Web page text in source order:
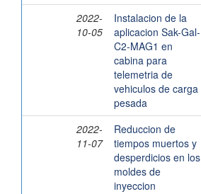
2022-
10-05
Instalacion de la
aplicacion Sak-Gal-
C2-MAG1 en
cabina para
telemetria de
vehiculos de carga
pesada
2022-
11-07
Reduccion de
tiempos muertos y
desperdicios en los
moldes de
inyeccion